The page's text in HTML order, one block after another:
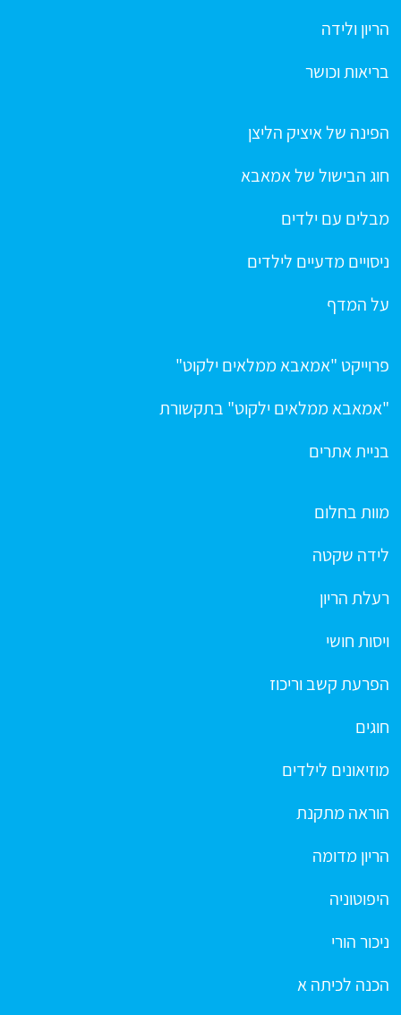
הריון ולידה
בריאות וכושר
הפינה של איציק הליצן
חוג הבישול של אמאבא
מבלים עם ילדים
ניסויים מדעיים לילדים
על המדף
פרוייקט "אמאבא ממלאים ילקוט"
"אמאבא ממלאים ילקוט" בתקשורת
בניית אתרים
מוות בחלום
לידה שקטה
רעלת הריון
ויסות חושי
הפרעת קשב וריכוז
חוגים
מוזיאונים לילדים
הוראה מתקנת
הריון מדומה
היפוטוניה
ניכור הורי
הכנה לכיתה א